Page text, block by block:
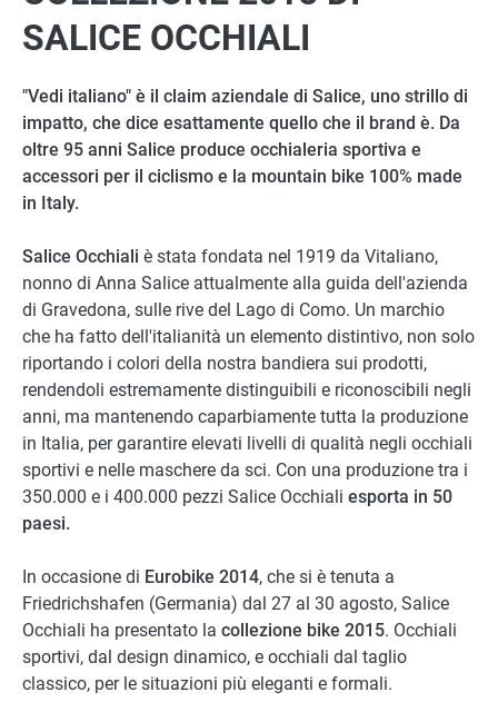
SALICE OCCHIALI
"Vedi italiano" è il claim aziendale di Salice, uno strillo di
impatto, che dice esattamente quello che il brand è. Da
oltre 95 anni Salice produce occhialeria sportiva e
accessori per il ciclismo e la mountain bike 100% made
in Italy.
Salice Occhiali è stata fondata nel 1919 da Vitaliano,
nonno di Anna Salice attualmente alla guida dell'azienda
di Gravedona, sulle rive del Lago di Como. Un marchio
che ha fatto dell'italianità un elemento distintivo, non solo
riportando i colori della nostra bandiera sui prodotti,
rendendoli estremamente distinguibili e riconoscibili negli
anni, ma mantenendo caparbiamente tutta la produzione
in Italia, per garantire elevati livelli di qualità negli occhiali
sportivi e nelle maschere da sci. Con una produzione tra i
350.000 e i 400.000 pezzi Salice Occhiali esporta in 50
paesi.
In occasione di Eurobike 2014, che si è tenuta a
Friedrichshafen (Germania) dal 27 al 30 agosto, Salice
Occhiali ha presentato la collezione bike 2015. Occhiali
sportivi, dal design dinamico, e occhiali dal taglio
classico, per le situazioni più eleganti e formali.